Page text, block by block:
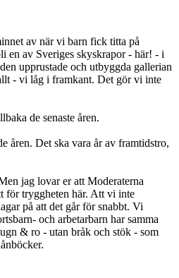
av när vi barn fick titta på
en av Sveriges skyskrapor - här! - i
upprustade och utbyggda gallerian
- vi låg i framkant. Det gör vi inte
de senaste åren.
åren. Det ska vara år av framtidstro,
jag lovar er att Moderaterna
för tryggheten här. Att vi inte
på att det går för snabbt. Vi
och arbetarbarn har samma
& ro - utan bråk och stök - som